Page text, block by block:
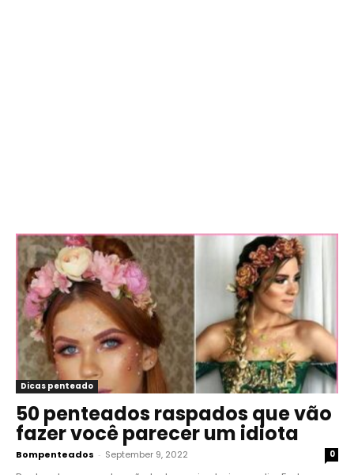
Dicas penteado
50 penteados raspados que vão
fazer você parecer um idiota
Bompenteados - September 9, 2022 0